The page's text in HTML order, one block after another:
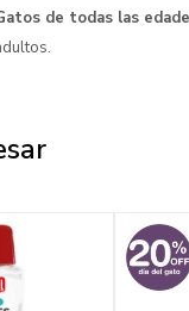
de todas las